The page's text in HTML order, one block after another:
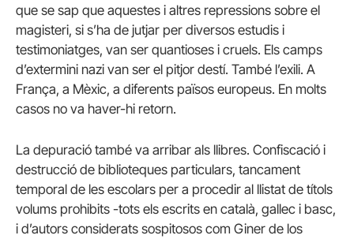
que se sap que aquestes i altres repressions sobre el
magisteri, si s’ha de jutjar per diversos estudis i
testimoniatges, van ser quantioses i cruels. Els camps
d’extermini nazi van ser el pitjor destí. També l’exili. A
França, a Mèxic, a diferents països europeus. En molts
casos no va haver-hi retorn.
La depuració també va arribar als llibres. Confiscació i
destrucció de biblioteques particulars, tancament
temporal de les escolars per a procedir al llistat de títols
volums prohibits -tots els escrits en català, gallec i basc,
i d’autors considerats sospitosos com Giner de los